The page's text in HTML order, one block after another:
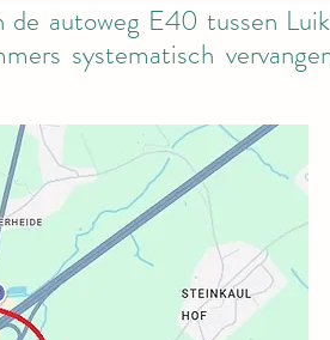
autoweg E40 tussen
systematisch